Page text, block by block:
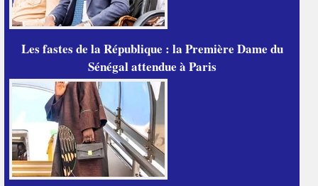
Les fastes de la République : la Première Dame du
Sénégal attendue à Paris